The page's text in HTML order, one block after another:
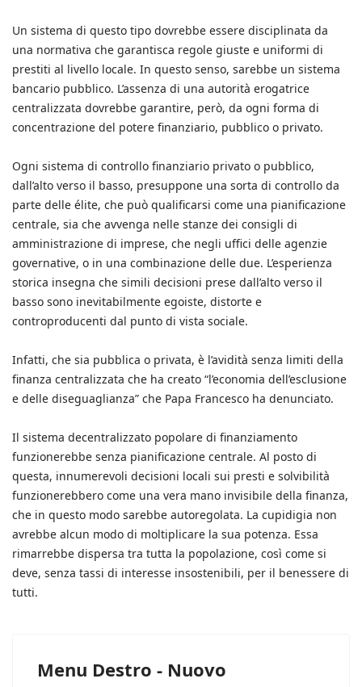
Un sistema di questo tipo dovrebbe essere disciplinata da
una normativa che garantisca regole giuste e uniformi di
prestiti al livello locale. In questo senso, sarebbe un sistema
bancario pubblico. L’assenza di una autorità erogatrice
centralizzata dovrebbe garantire, però, da ogni forma di
concentrazione del potere finanziario, pubblico o privato.
Ogni sistema di controllo finanziario privato o pubblico,
dall’alto verso il basso, presuppone una sorta di controllo da
parte delle élite, che può qualificarsi come una pianificazione
centrale, sia che avvenga nelle stanze dei consigli di
amministrazione di imprese, che negli uffici delle agenzie
governative, o in una combinazione delle due. L’esperienza
storica insegna che simili decisioni prese dall’alto verso il
basso sono inevitabilmente egoiste, distorte e
controproducenti dal punto di vista sociale.
Infatti, che sia pubblica o privata, è l’avidità senza limiti della
finanza centralizzata che ha creato “l’economia dell’esclusione
e delle diseguaglianza” che Papa Francesco ha denunciato.
Il sistema decentralizzato popolare di finanziamento
funzionerebbe senza pianificazione centrale. Al posto di
questa, innumerevoli decisioni locali sui presti e solvibilità
funzionerebbero come una vera mano invisibile della finanza,
che in questo modo sarebbe autoregolata. La cupidigia non
avrebbe alcun modo di moltiplicare la sua potenza. Essa
rimarrebbe dispersa tra tutta la popolazione, così come si
deve, senza tassi di interesse insostenibili, per il benessere di
tutti.
Menu Destro - Nuovo